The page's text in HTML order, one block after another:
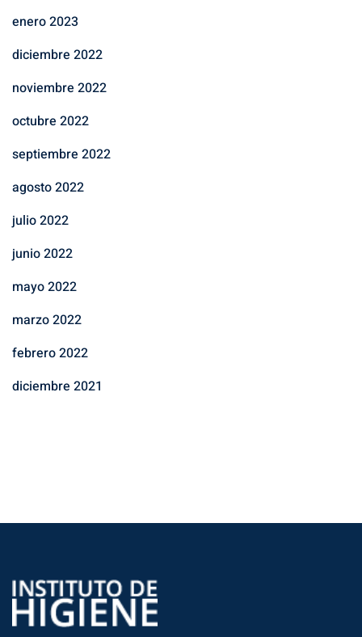
enero 2023
diciembre 2022
noviembre 2022
octubre 2022
septiembre 2022
agosto 2022
julio 2022
junio 2022
mayo 2022
marzo 2022
febrero 2022
diciembre 2021